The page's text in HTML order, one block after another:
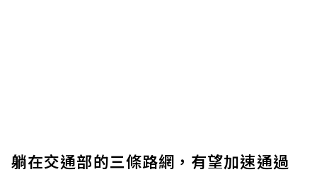
躺在交通部的三條路網，有望加速通過